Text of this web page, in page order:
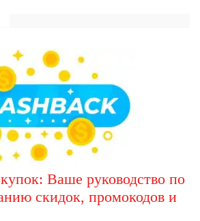
Ваше руководство по
скидок, промокодов и